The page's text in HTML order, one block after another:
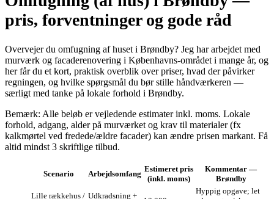
pris, forventninger og gode råd
Overvejer du omfugning af huset i Brøndby? Jeg har arbejdet med
murværk og facaderenovering i Københavns‑området i mange år, og
her får du et kort, praktisk overblik over priser, hvad der påvirker
regningen, og hvilke spørgsmål du bør stille håndværkeren —
særligt med tanke på lokale forhold i Brøndby.
Bemærk: Alle beløb er vejledende estimater inkl. moms. Lokale
forhold, adgang, alder på murværket og krav til materialer (fx
kalkmørtel ved fredede/ældre facader) kan ændre prisen markant. Få
altid mindst 3 skriftlige tilbud.
Scenario Arbejdsomfang
Estimeret pris
(inkl. moms)
Kommentar —
Brøndby
Lille rækkehus / Udkradsning +
Hyppig opgave; let